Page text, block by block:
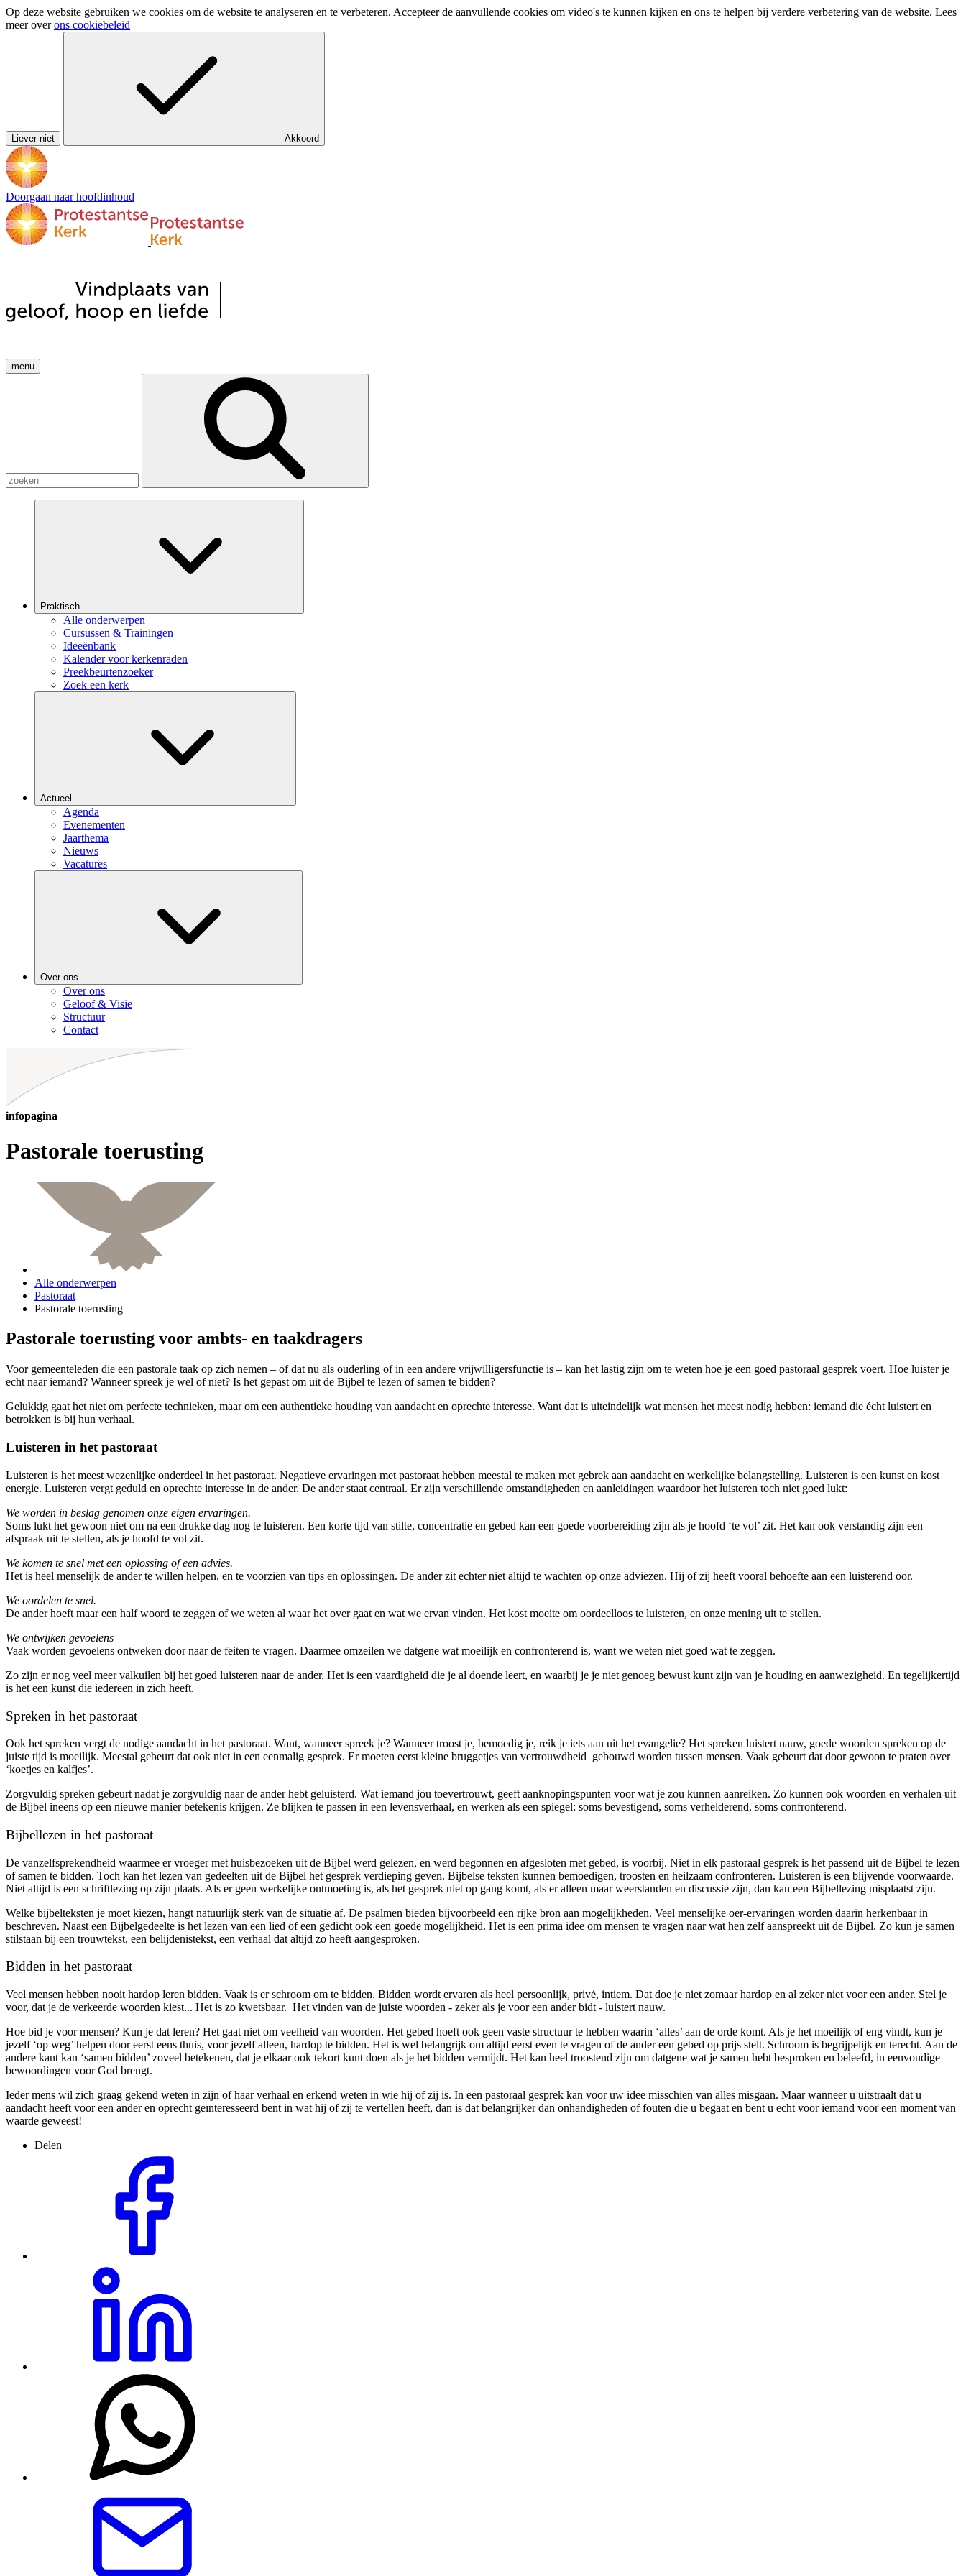
Op deze website gebruiken we cookies om de website te analyseren en te verbeteren. Accepteer de aanvullende cookies om video's te kunnen kijken en ons te helpen bij verdere verbetering van de website. Lees
meer overons cookiebeleid
Liever niet Akkoord
Doorgaan naar hoofdinhoud
menu
Praktisch
Alle onderwerpen
Cursussen & Trainingen
Ideeënbank
Kalender voor kerkenraden
Preekbeurtenzoeker
Zoek een kerk
Actueel
Agenda
Evenementen
Jaarthema
Nieuws
Vacatures
Over ons
Over ons
Geloof & Visie
Structuur
Contact
infopagina
Pastorale toerusting
Alle onderwerpen
Pastoraat
Pastorale toerusting
Pastorale toerusting voor ambts- en taakdragers
Voor gemeenteleden die een pastorale taak op zich nemen – of dat nu als ouderling of in een andere vrijwilligersfunctie is – kan het lastig zijn om te weten hoe je een goed pastoraal gesprek voert. Hoe luister je
echt naar iemand? Wanneer spreek je wel of niet? Is het gepast om uit de Bijbel te lezen of samen te bidden?
Gelukkig gaat het niet om perfecte technieken, maar om een authentieke houding van aandacht en oprechte interesse. Want dat is uiteindelijk wat mensen het meest nodig hebben: iemand die écht luistert en
betrokken is bij hun verhaal.
Luisteren in het pastoraat
Luisteren is het meest wezenlijke onderdeel in het pastoraat. Negatieve ervaringen met pastoraat hebben meestal te maken met gebrek aan aandacht en werkelijke belangstelling. Luisteren is een kunst en kost
energie. Luisteren vergt geduld en oprechte interesse in de ander. De ander staat centraal. Er zijn verschillende omstandigheden en aanleidingen waardoor het luisteren toch niet goed lukt:
We worden in beslag genomen onze eigen ervaringen.
Soms lukt het gewoon niet om na een drukke dag nog te luisteren. Een korte tijd van stilte, concentratie en gebed kan een goede voorbereiding zijn als je hoofd ‘te vol’ zit. Het kan ook verstandig zijn een
afspraak uit te stellen, als je hoofd te vol zit.
We komen te snel met een oplossing of een advies.
Het is heel menselijk de ander te willen helpen, en te voorzien van tips en oplossingen. De ander zit echter niet altijd te wachten op onze adviezen. Hij of zij heeft vooral behoefte aan een luisterend oor.
We oordelen te snel.
De ander hoeft maar een half woord te zeggen of we weten al waar het over gaat en wat we ervan vinden. Het kost moeite om oordeelloos te luisteren, en onze mening uit te stellen.
We ontwijken gevoelens
Vaak worden gevoelens ontweken door naar de feiten te vragen. Daarmee omzeilen we datgene wat moeilijk en confronterend is, want we weten niet goed wat te zeggen.
Zo zijn er nog veel meer valkuilen bij het goed luisteren naar de ander. Het is een vaardigheid die je al doende leert, en waarbij je je niet genoeg bewust kunt zijn van je houding en aanwezigheid. En tegelijkertijd
is het een kunst die iedereen in zich heeft.
Spreken in het pastoraat
Ook het spreken vergt de nodige aandacht in het pastoraat. Want, wanneer spreek je? Wanneer troost je, bemoedig je, reik je iets aan uit het evangelie? Het spreken luistert nauw, goede woorden spreken op de
juiste tijd is moeilijk. Meestal gebeurt dat ook niet in een eenmalig gesprek. Er moeten eerst kleine bruggetjes van vertrouwdheid gebouwd worden tussen mensen. Vaak gebeurt dat door gewoon te praten over
‘koetjes en kalfjes’.
Zorgvuldig spreken gebeurt nadat je zorgvuldig naar de ander hebt geluisterd. Wat iemand jou toevertrouwt, geeft aanknopingspunten voor wat je zou kunnen aanreiken. Zo kunnen ook woorden en verhalen uit
de Bijbel ineens op een nieuwe manier betekenis krijgen. Ze blijken te passen in een levensverhaal, en werken als een spiegel: soms bevestigend, soms verhelderend, soms confronterend.
Bijbellezen in het pastoraat
De vanzelfsprekendheid waarmee er vroeger met huisbezoeken uit de Bijbel werd gelezen, en werd begonnen en afgesloten met gebed, is voorbij. Niet in elk pastoraal gesprek is het passend uit de Bijbel te lezen
of samen te bidden. Toch kan het lezen van gedeelten uit de Bijbel het gesprek verdieping geven. Bijbelse teksten kunnen bemoedigen, troosten en heilzaam confronteren. Luisteren is een blijvende voorwaarde.
Niet altijd is een schriftlezing op zijn plaats. Als er geen werkelijke ontmoeting is, als het gesprek niet op gang komt, als er alleen maar weerstanden en discussie zijn, dan kan een Bijbellezing misplaatst zijn.
Welke bijbelteksten je moet kiezen, hangt natuurlijk sterk van de situatie af. De psalmen bieden bijvoorbeeld een rijke bron aan mogelijkheden. Veel menselijke oer-ervaringen worden daarin herkenbaar in
beschreven. Naast een Bijbelgedeelte is het lezen van een lied of een gedicht ook een goede mogelijkheid. Het is een prima idee om mensen te vragen naar wat hen zelf aanspreekt uit de Bijbel. Zo kun je samen
stilstaan bij een trouwtekst, een belijdenistekst, een verhaal dat altijd zo heeft aangesproken.
Bidden in het pastoraat
Veel mensen hebben nooit hardop leren bidden. Vaak is er schroom om te bidden. Bidden wordt ervaren als heel persoonlijk, privé, intiem. Dat doe je niet zomaar hardop en al zeker niet voor een ander. Stel je
voor, dat je de verkeerde woorden kiest... Het is zo kwetsbaar. Het vinden van de juiste woorden - zeker als je voor een ander bidt - luistert nauw.
Hoe bid je voor mensen? Kun je dat leren? Het gaat niet om veelheid van woorden. Het gebed hoeft ook geen vaste structuur te hebben waarin ‘alles’ aan de orde komt. Als je het moeilijk of eng vindt, kun je
jezelf ‘op weg’ helpen door eerst eens thuis, voor jezelf alleen, hardop te bidden. Het is wel belangrijk om altijd eerst even te vragen of de ander een gebed op prijs stelt. Schroom is begrijpelijk en terecht. Aan de
andere kant kan ‘samen bidden’ zoveel betekenen, dat je elkaar ook tekort kunt doen als je het bidden vermijdt. Het kan heel troostend zijn om datgene wat je samen hebt besproken en beleefd, in eenvoudige
bewoordingen voor God brengt.
Ieder mens wil zich graag gekend weten in zijn of haar verhaal en erkend weten in wie hij of zij is. In een pastoraal gesprek kan voor uw idee misschien van alles misgaan. Maar wanneer u uitstraalt dat u
aandacht heeft voor een ander en oprecht geïnteresseerd bent in wat hij of zij te vertellen heeft, dan is dat belangrijker dan onhandigheden of fouten die u begaat en bent u echt voor iemand voor een moment van
waarde geweest!
Delen